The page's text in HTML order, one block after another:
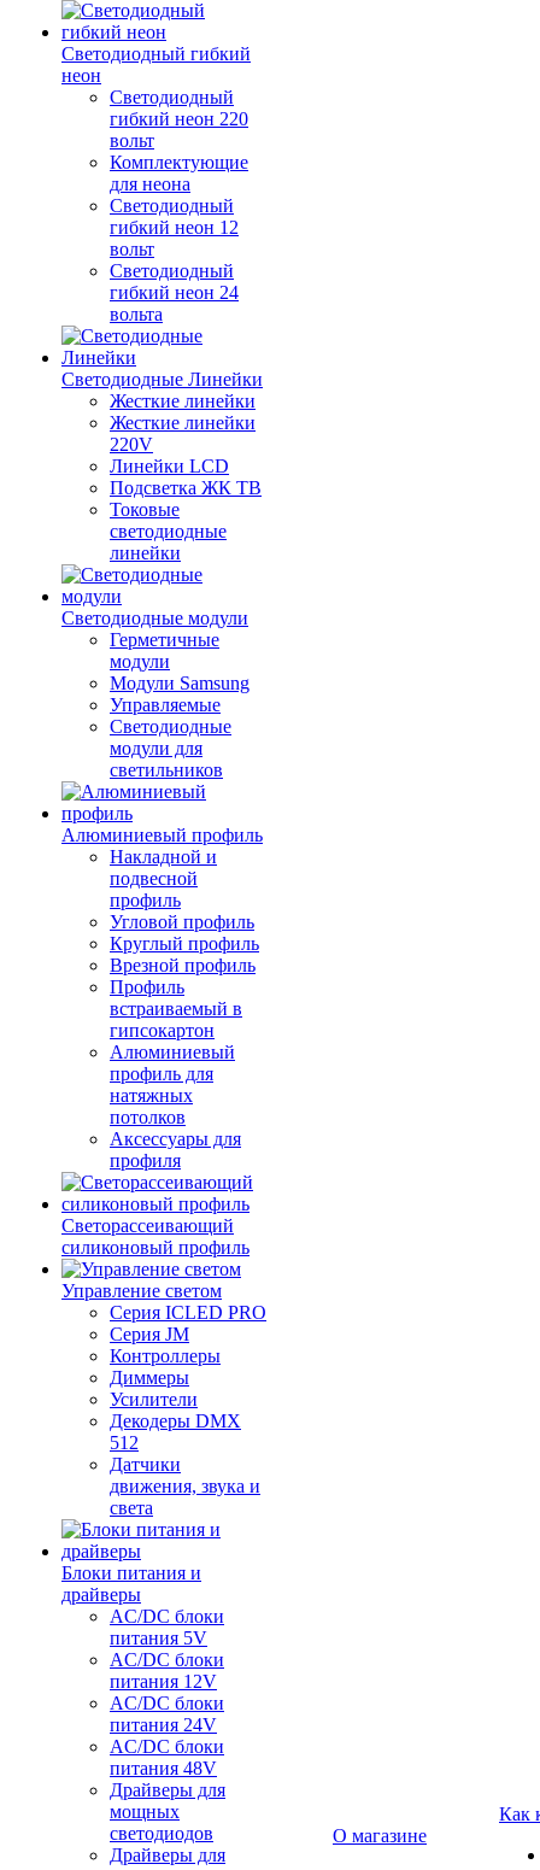
Светодиодный гибкий
неон
Светодиодный
гибкий неон 220
вольт
Комплектующие
для неона
Светодиодный
гибкий неон 12
вольт
Светодиодный
гибкий неон 24
вольта
Светодиодные Линейки
Жесткие линейки
Жесткие линейки
220V
Линейки LCD
Подсветка ЖК ТВ
Токовые
светодиодные
линейки
Светодиодные модули
Герметичные
модули
Модули Samsung
Управляемые
Светодиодные
модули для
светильников
Алюминиевый профиль
Накладной и
подвесной
профиль
Угловой профиль
Круглый профиль
Врезной профиль
Профиль
встраиваемый в
гипсокартон
Алюминиевый
профиль для
натяжных
потолков
Аксессуары для
профиля
Светорассеивающий
силиконовый профиль
Управление светом
Серия ICLED PRO
Серия JM
Контроллеры
Диммеры
Усилители
Декодеры DMX
512
Датчики
движения, звука и
света
Блоки питания и
драйверы
AC/DC блоки
питания 5V
AC/DC блоки
питания 12V
AC/DC блоки
питания 24V
AC/DC блоки
питания 48V
Драйверы для
мощных
светодиодов
Драйверы для
О магазине
Как